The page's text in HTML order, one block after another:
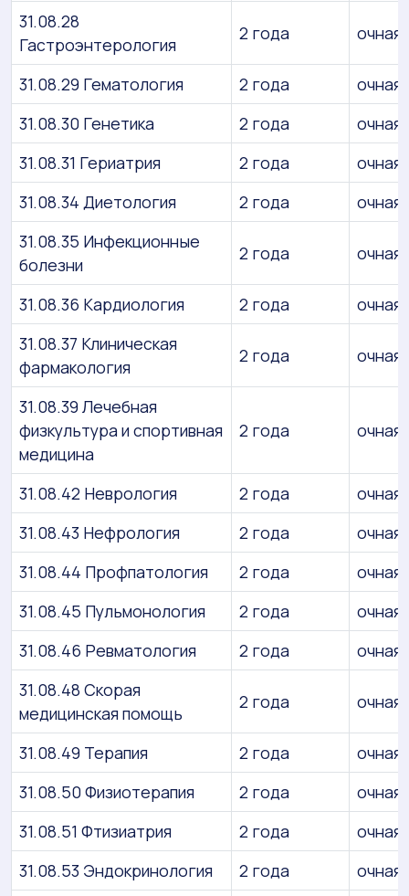
31.08.28
Гастроэнтерология
2 года очная
31.08.29 Гематология 2 года
очная
31.08.30 Генетика
2 года
очная
31.08.31 Гериатрия
2 года
очная
31.08.34 Диетология
2 года
очная
31.08.35 Инфекционные
болезни
2 года очная
31.08.36 Кардиология 2 года
очная
31.08.37 Клиническая
фармакология
2 года очная
31.08.39 Лечебная
физкультура и спортивная
медицина
2 года очная
31.08.42 Неврология 2 года
очная
31.08.43 Нефрология
2 года
очная
31.08.44 Профпатология
2 года
очная
31.08.45 Пульмонология
2 года
очная
31.08.46 Ревматология
2 года
очная
31.08.48 Скорая
медицинская помощь
2 года очная
31.08.49 Терапия 2 года
очная
31.08.50 Физиотерапия
2 года
очная
31.08.51 Фтизиатрия
2 года
очная
31.08.53 Эндокринология
2 года
очная